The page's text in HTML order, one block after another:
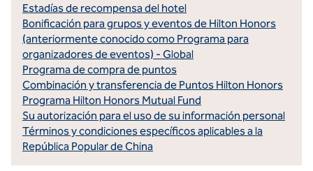
Estadías de recompensa del hotel
Bonificación para grupos y eventos de Hilton Honors
(anteriormente conocido como Programa para
organizadores de eventos) - Global
Programa de compra de puntos
Combinación y transferencia de Puntos Hilton Honors
Programa Hilton Honors Mutual Fund
Su autorización para el uso de su información personal
Términos y condiciones específicos aplicables a la
República Popular de China